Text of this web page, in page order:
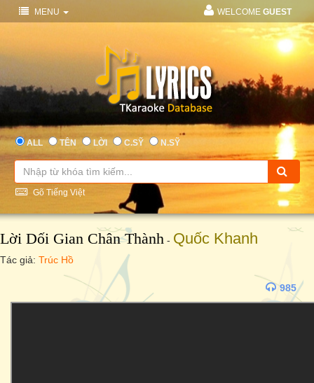
MENU WELCOME GUEST
ALL TÊN LỜI C.SỸ N.SỸ
Gõ Tiếng Việt
Lời Dối Gian Chân Thành - Quốc Khanh
Tác giả: Trúc Hồ
985